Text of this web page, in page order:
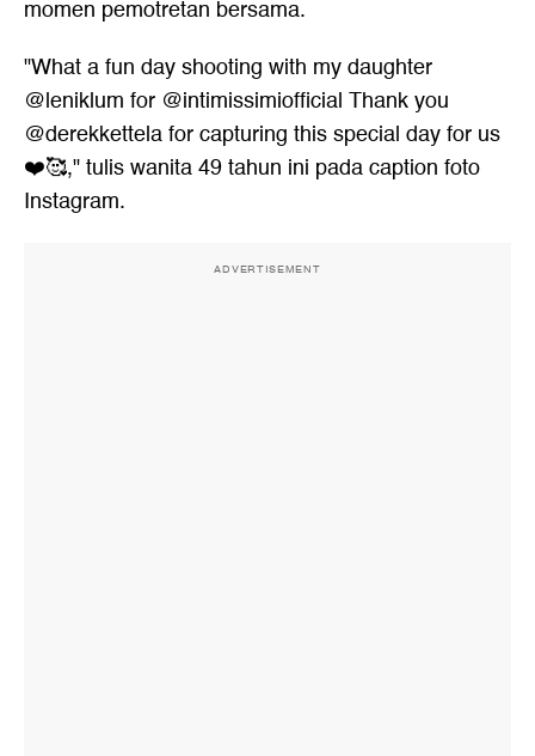
momen pemotretan bersama.
"What a fun day shooting with my daughter
@leniklum for @intimissimiofficial Thank you
@derekkettela for capturing this special day for us
❤️🥰," tulis wanita 49 tahun ini pada caption foto
Instagram.
ADVERTISEMENT